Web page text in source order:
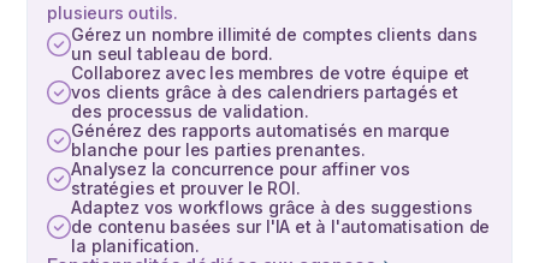
plusieurs outils.
Gérez un nombre illimité de comptes clients dans
un seul tableau de bord.
Collaborez avec les membres de votre équipe et
vos clients grâce à des calendriers partagés et
des processus de validation.
Générez des rapports automatisés en marque
blanche pour les parties prenantes.
Analysez la concurrence pour affiner vos
stratégies et prouver le ROI.
Adaptez vos workflows grâce à des suggestions
de contenu basées sur l'IA et à l'automatisation de
la planification.